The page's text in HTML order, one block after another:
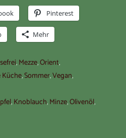
Pinterest
Mehr
,Mezze,Orient,
Küche,Sommer,Vegan,
,Knoblauch,Minze,Olivenöl,